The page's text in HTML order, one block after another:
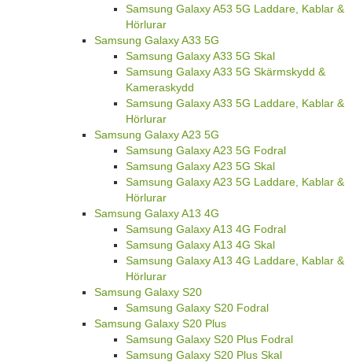
Samsung Galaxy A53 5G Laddare, Kablar &
Hörlurar
Samsung Galaxy A33 5G
Samsung Galaxy A33 5G Skal
Samsung Galaxy A33 5G Skärmskydd &
Kameraskydd
Samsung Galaxy A33 5G Laddare, Kablar &
Hörlurar
Samsung Galaxy A23 5G
Samsung Galaxy A23 5G Fodral
Samsung Galaxy A23 5G Skal
Samsung Galaxy A23 5G Laddare, Kablar &
Hörlurar
Samsung Galaxy A13 4G
Samsung Galaxy A13 4G Fodral
Samsung Galaxy A13 4G Skal
Samsung Galaxy A13 4G Laddare, Kablar &
Hörlurar
Samsung Galaxy S20
Samsung Galaxy S20 Fodral
Samsung Galaxy S20 Plus
Samsung Galaxy S20 Plus Fodral
Samsung Galaxy S20 Plus Skal